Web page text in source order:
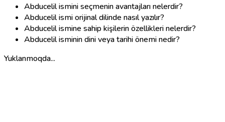
Abducelil ismini seçmenin avantajları nelerdir?
Abducelil ismi orijinal dilinde nasıl yazılır?
Abducelil ismine sahip kişilerin özellikleri nelerdir?
Abducelil isminin dini veya tarihi önemi nedir?
Yuklanmoqda...